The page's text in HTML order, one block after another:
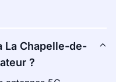
La Chapelle-de-
?